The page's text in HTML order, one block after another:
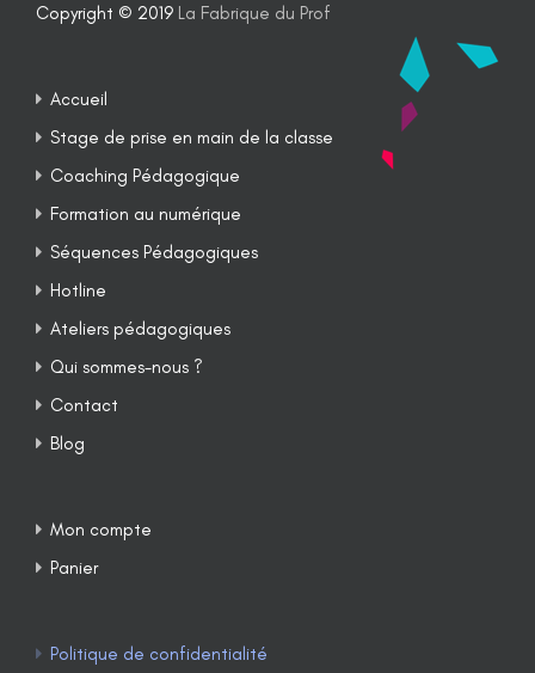
Copyright © 2019 La Fabrique du Prof
Accueil
Stage de prise en main de la classe
Coaching Pédagogique
Formation au numérique
Séquences Pédagogiques
Hotline
Ateliers pédagogiques
Qui sommes-nous ?
Contact
Blog
Mon compte
Panier
Politique de confidentialité